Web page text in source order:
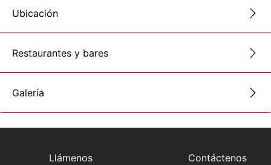
Ubicación
Restaurantes y bares
Galería
Llámenos Contáctenos